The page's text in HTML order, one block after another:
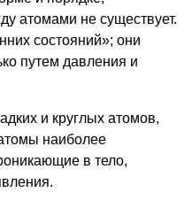
атомами не су­ществует.
состояний»; они
путем давления и
и круглых атомов,
наиболее
в тело,